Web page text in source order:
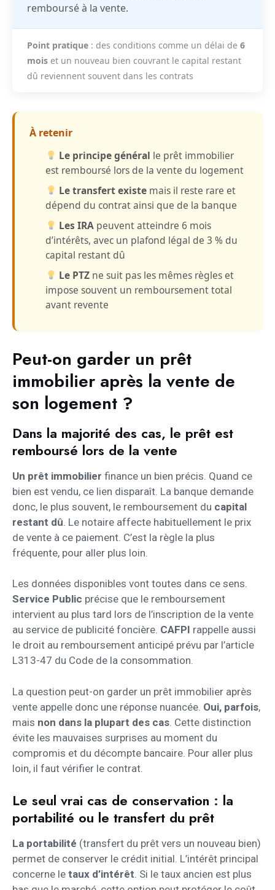
remboursé à la vente.
Point pratique : des conditions comme un délai de 6
mois et un nouveau bien couvrant le capital restant
dû reviennent souvent dans les contrats
À retenir
Le principe général le prêt immobilier
est remboursé lors de la vente du logement
Le transfert existemais il reste rare et
dépend du contrat ainsi que de la banque
Les IRApeuvent atteindre 6 mois
d’intérêts, avec un plafond légal de 3 % du
capital restant dû
Le PTZne suit pas les mêmes règles et
impose souvent un remboursement total
avant revente
Peut-on garder un prêt
immobilier après la vente de
son logement ?
Dans la majorité des cas, le prêt est
remboursé lors de la vente
Un prêt immobilier finance un bien précis. Quand ce
bien est vendu, ce lien disparaît. La banque demande
donc, le plus souvent, le remboursement du capital
restant dû . Le notaire affecte habituellement le prix
de vente à ce paiement. C’est la règle la plus
fréquente, pour aller plus loin.
Les données disponibles vont toutes dans ce sens.
Service Public précise que le remboursement
intervient au plus tard lors de l’inscription de la vente
au service de publicité foncière. CAFPI rappelle aussi
le droit au remboursement anticipé prévu par l’article
L313-47 du Code de la consommation.
La question peut-on garder un prêt immobilier après
vente appelle donc une réponse nuancée. Oui, parfois,
mais non dans la plupart des cas . Cette distinction
évite les mauvaises surprises au moment du
compromis et du décompte bancaire. Pour aller plus
loin, il faut vérifier le contrat.
Le seul vrai cas de conservation : la
portabilité ou le transfert du prêt
La portabilité (transfert du prêt vers un nouveau bien)
permet de conserver le crédit initial. L’intérêt principal
concerne le taux d’intérêt. Si le taux ancien est plus